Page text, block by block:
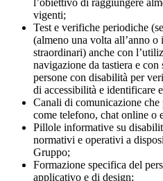
vigenti;
Test e verifiche periodiche
(almeno una volta all’anno o
straordinari) anche con
navigazione da tastiera e con
persone con disabilità per
di accessibilità e identificare
Canali di comunicazione
come telefono, chat online o
Pillole informative su
normativi e operativi a
Gruppo;
Formazione specifica del
applicativo e di design;